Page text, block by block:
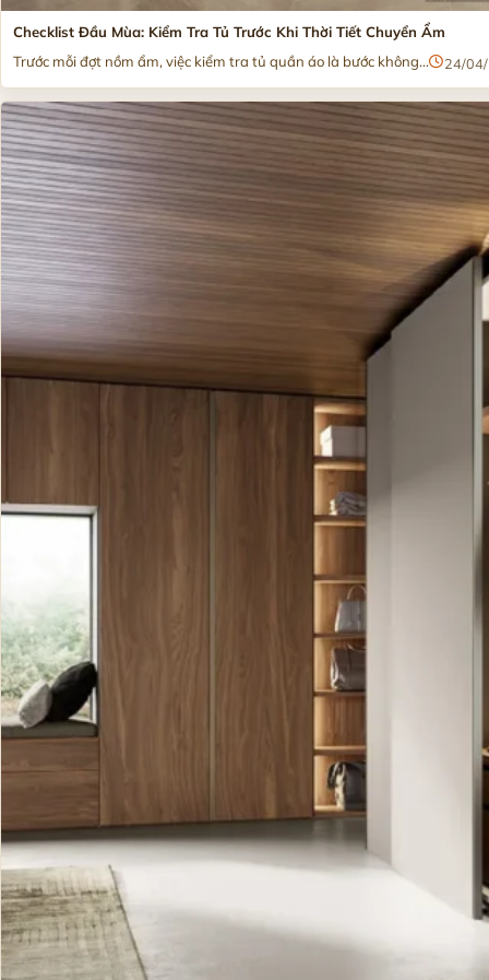
Checklist Đầu Mùa: Kiểm Tra Tủ Trước Khi Thời Tiết Chuyển Ẩm
Trước mỗi đợt nồm ẩm, việc kiểm tra tủ quần áo là bước không...
24/